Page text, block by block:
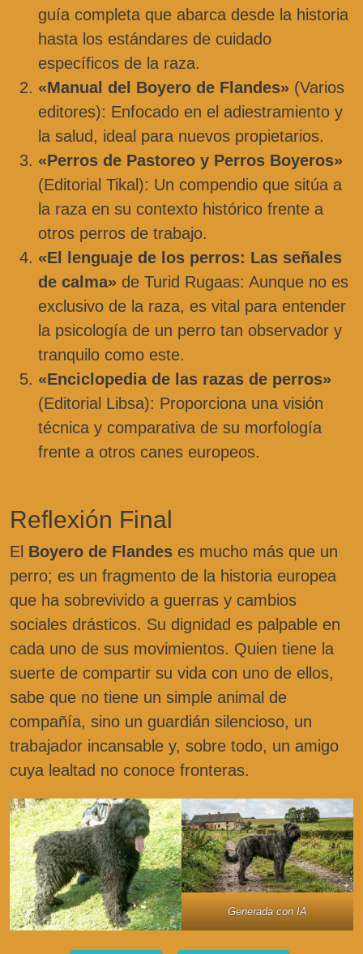
guía completa que abarca desde la historia
hasta los estándares de cuidado
específicos de la raza.
«Manual del Boyero de Flandes» (Varios
editores): Enfocado en el adiestramiento y
la salud, ideal para nuevos propietarios.
«Perros de Pastoreo y Perros Boyeros»
(Editorial Tikal): Un compendio que sitúa a
la raza en su contexto histórico frente a
otros perros de trabajo.
«El lenguaje de los perros: Las señales
de calma» de Turid Rugaas: Aunque no es
exclusivo de la raza, es vital para entender
la psicología de un perro tan observador y
tranquilo como este.
«Enciclopedia de las razas de perros»
(Editorial Libsa): Proporciona una visión
técnica y comparativa de su morfología
frente a otros canes europeos.
Reflexión Final
El Boyero de Flandes es mucho más que un
perro; es un fragmento de la historia europea
que ha sobrevivido a guerras y cambios
sociales drásticos. Su dignidad es palpable en
cada uno de sus movimientos. Quien tiene la
suerte de compartir su vida con uno de ellos,
sabe que no tiene un simple animal de
compañía, sino un guardián silencioso, un
trabajador incansable y, sobre todo, un amigo
cuya lealtad no conoce fronteras.
Generada con IA